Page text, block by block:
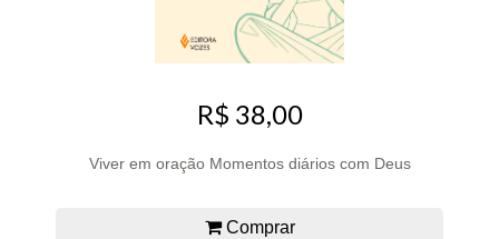
R$ 38,00
Viver em oração Momentos diários com Deus
Comprar